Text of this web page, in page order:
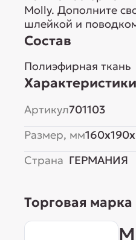
Molly. Дополните
шлейкой и
Состав
Полиэфирная ткань
Характеристики
Артикул701103
Размер, мм
Страна ГЕРМАНИЯ
Торговая марка